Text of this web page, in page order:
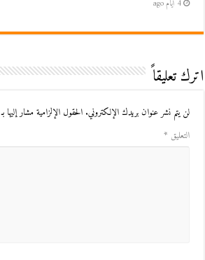
4 أيام ago
اترك تعليقاً
لن يتم نشر عنوان بريدك الإلكتروني. الحقول الإلزامية مشار إليها بـ
التعليق *